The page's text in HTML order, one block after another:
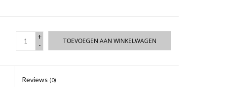
+
-
TOEVOEGEN AAN WINKELWAGEN
Reviews (0)